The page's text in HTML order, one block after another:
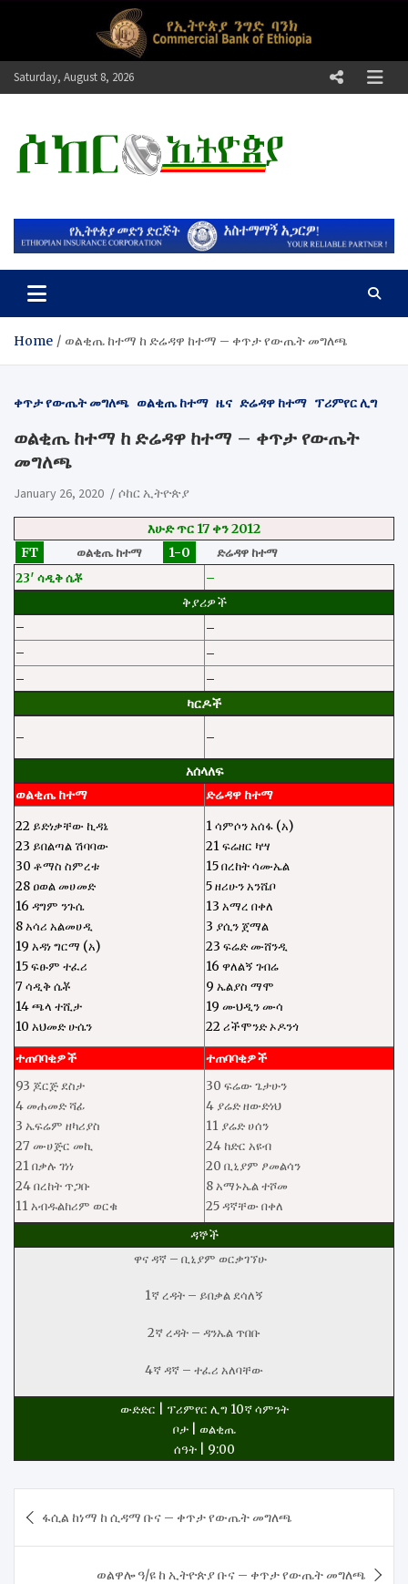
Saturday, August 8, 2026
ሶከር ኢትዮጵያ
Home ወልቂጤ ከተማ ከ ድሬዳዋ ከተማ – ቀጥታ የውጤት መግለጫ
ቀጥታ የውጤት መግለጫ ወልቂጤ ከተማ ዜና ድሬዳዋ ከተማ ፕሪምየር ሊግ
ወልቂጤ ከተማ ከ ድሬዳዋ ከተማ – ቀጥታ የውጤት
መግለጫ
January 26, 2020 ሶከር ኢትዮጵያ
እሁድ ጥር 17 ቀን 2012
FT
ወልቂጤ ከተማ 1-0
ድሬዳዋ ከተማ
23′ ሳዲቅ ሴቾ
–
ቅያሪዎች
–
–
–
–
–
–
ካርዶች
– –
አሰላለፍ
ወልቂጤ ከተማ
ድሬዳዋ ከተማ
22 ይድነቃቸው ኪዳኔ
23 ይበልጣል ሽባባው
30 ቶማስ ስምረቱ
28 ዐወል መሀመድ
16 ዳግም ንጉሴ
8 አሳሪ አልመሀዲ
19 አዳነ ግርማ (አ)
15 ፍፁም ተፈሪ
7 ሳዲቅ ሴቾ
14 ጫላ ተሺታ
10 አህመድ ሁሴን
1 ሳምሶን አሰፋ (አ)
21 ፍሬዘር ካሣ
15 በረከት ሳሙኤል
5 ዘሪሁን አንሼቦ
13 አማረ በቀለ
3 ያሲን ጀማል
23 ፍሬድ ሙሸንዲ
16 ዋለልኝ ገብሬ
9 ኤልያስ ማሞ
19 ሙህዲን ሙሳ
22 ሪችሞንድ ኦዶንጎ
ተጠባባቂዎች ተጠባባቂዎች
93 ጆርጅ ደስታ
4 መሐመድ ሻፊ
3 ኤፍሬም ዘካሪያስ
27 ሙሀጅር መኪ
21 በቃሉ ገነነ
24 በረከት ጥጋቡ
11 አብዱልከሪም ወርቁ
30 ፍሬው ጌታሁን
4 ያሬድ ዘውድነህ
11 ያሬድ ሀሰን
24 ከድር አዩብ
20 ቢኒያም ፆመልሳን
8 አማኑኤል ተሾመ
25 ዳኛቸው በቀለ
ዳኞች
ዋና ዳኛ – ቢኒያም ወርቃገኘሁ
1ኛ ረዳት – ይበቃል ደሳለኝ
2ኛ ረዳት – ዳንኤል ጥበቡ
4ኛ ዳኛ – ተፈሪ አለባቸው
ውድድር | ፕሪምየር ሊግ 10ኛ ሳምንት
ቦታ | ወልቂጤ
ሰዓት | 9:00
navigation
ፋሲል ከነማ ከ ሲዳማ ቡና – ቀጥታ የውጤት መግለጫ
ወልዋሎ ዓ/ዩ ከ ኢትዮጵያ ቡና – ቀጥታ የውጤት መግለጫ